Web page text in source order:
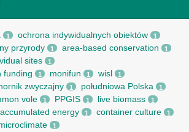
1 ochrona indywidualnych obiektów 1
przyrody 1 area-based conservation 1
sites 1
funding 1 monifun 1 wisl 1
zwyczajny 1 południowa Polska 1
vole 1 PPGIS 1 live biomass 1
accumulated energy 1 container culture 1
1